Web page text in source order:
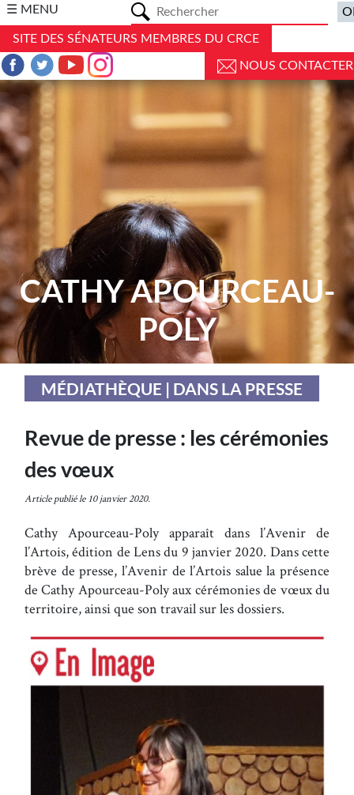
☰ MENU
SITE DES SÉNATEURS MEMBRES DU CRCE
NOUS CONTACTER
CATHY APOURCEAU-
POLY
MÉDIATHÈQUE | DANS LA PRESSE
Revue de presse : les cérémonies
des vœux
Article publié le 10 janvier 2020.
Cathy Apourceau-Poly apparaît dans l’Avenir de
l’Artois, édition de Lens du 9 janvier 2020. Dans cette
brève de presse, l’Avenir de l’Artois salue la présence
de Cathy Apourceau-Poly aux cérémonies de vœux du
territoire, ainsi que son travail sur les dossiers.